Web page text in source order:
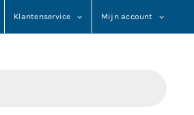
Klantenservice Mijn account